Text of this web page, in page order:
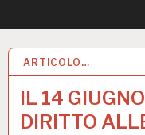
ARTICOLO…
IL 14
DIRITTO